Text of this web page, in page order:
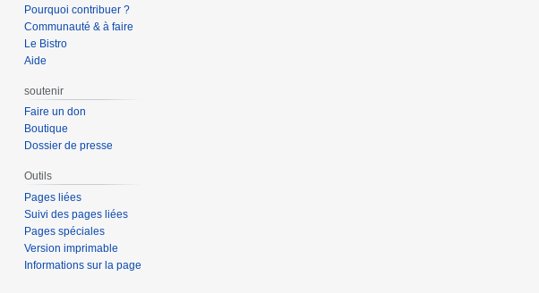
Pourquoi contribuer ?
Communauté & à faire
Le Bistro
Aide
soutenir
Faire un don
Boutique
Dossier de presse
Outils
Pages liées
Suivi des pages liées
Pages spéciales
Version imprimable
Informations sur la page